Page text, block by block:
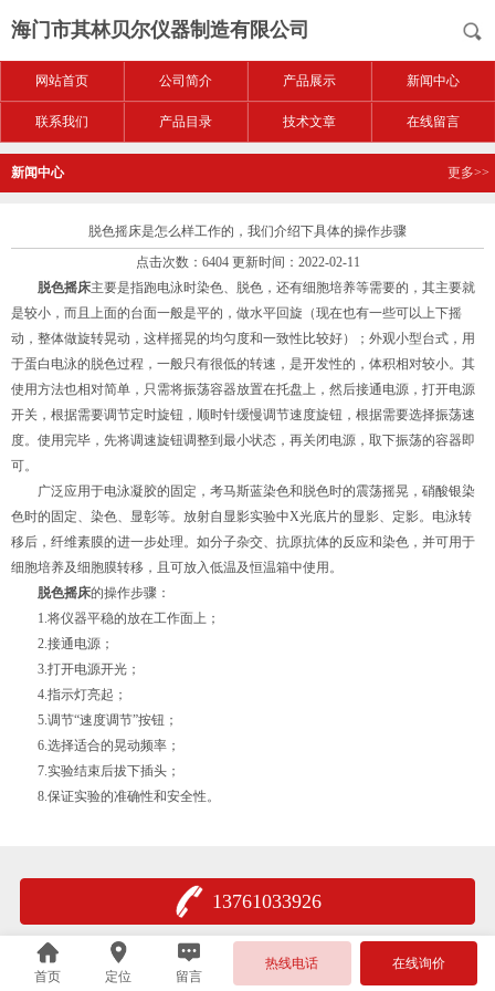
海门市其林贝尔仪器制造有限公司
网站首页 公司简介 产品展示 新闻中心
联系我们 产品目录 技术文章 在线留言
新闻中心 更多>>
脱色摇床是怎么样工作的，我们介绍下具体的操作步骤
点击次数：6404 更新时间：2022-02-11
脱色摇床主要是指跑电泳时染色、脱色，还有细胞培养等需要的，其主要就
是较小，而且上面的台面一般是平的，做水平回旋（现在也有一些可以上下摇
动，整体做旋转晃动，这样摇晃的均匀度和一致性比较好）；外观小型台式，用
于蛋白电泳的脱色过程，一般只有很低的转速，是开发性的，体积相对较小。其
使用方法也相对简单，只需将振荡容器放置在托盘上，然后接通电源，打开电源
开关，根据需要调节定时旋钮，顺时针缓慢调节速度旋钮，根据需要选择振荡速
度。使用完毕，先将调速旋钮调整到最小状态，再关闭电源，取下振荡的容器即
可。
广泛应用于电泳凝胶的固定，考马斯蓝染色和脱色时的震荡摇晃，硝酸银染
色时的固定、染色、显彰等。放射自显影实验中X光底片的显影、定影。电泳转
移后，纤维素膜的进一步处理。如分子杂交、抗原抗体的反应和染色，并可用于
细胞培养及细胞膜转移，且可放入低温及恒温箱中使用。
脱色摇床的操作步骤：
1.将仪器平稳的放在工作面上；
2.接通电源；
3.打开电源开光；
4.指示灯亮起；
5.调节“速度调节”按钮；
6.选择适合的晃动频率；
7.实验结束后拔下插头；
8.保证实验的准确性和安全性。
13761033926
首页 定位 留言
热线电话 在线询价